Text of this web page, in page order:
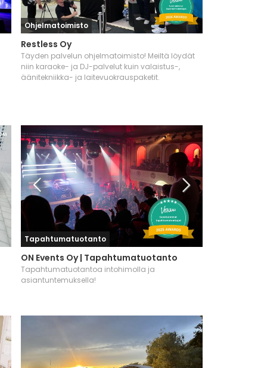
Ohjelmatoimisto
Restless Oy
Täyden palvelun ohjelmatoimisto! Meiltä löydät
niin karaoke- ja DJ-palvelut kuin valaistus-,
äänitekniikka- ja laitevuokrauspaketit.
Tapahtumatuotanto
ON Events Oy | Tapahtumatuotanto
Tapahtumatuotantoa intohimolla ja
asiantuntemuksella!